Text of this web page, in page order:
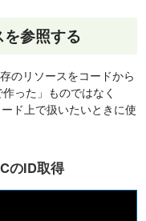
参照する
のリソースをコードから
った」ものではなく
ド上で扱いたいときに使
のID取得